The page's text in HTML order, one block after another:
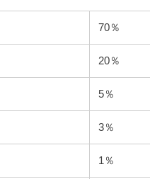
70％
20％
5％
3％
1％